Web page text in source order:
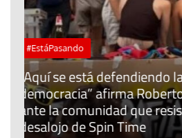
Tribuna
Ceuta: ¿qué derechos
menores de edad
llegaron?